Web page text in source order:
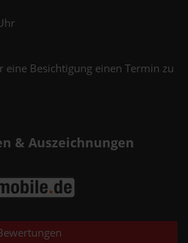
Besichtigung einen Termin zu
& Auszeichnungen